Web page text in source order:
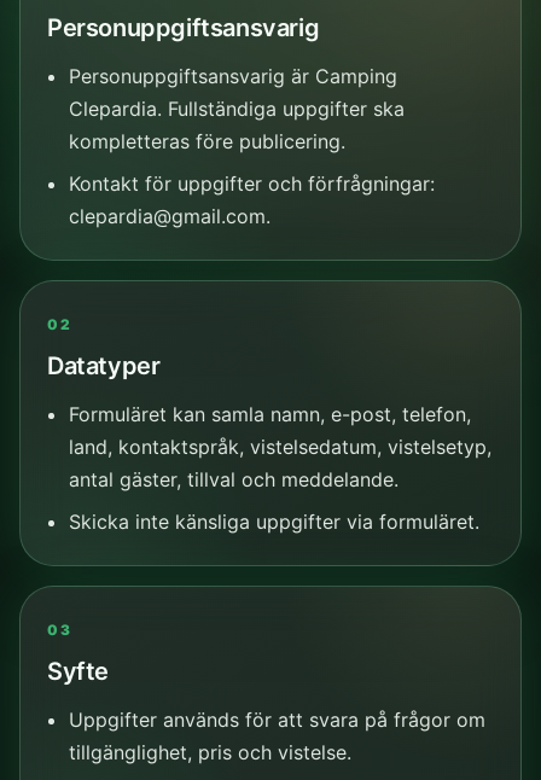
Personuppgiftsansvarig
Personuppgiftsansvarig är Camping
Clepardia. Fullständiga uppgifter ska
kompletteras före publicering.
Kontakt för uppgifter och förfrågningar:
clepardia@gmail.com.
02
Datatyper
Formuläret kan samla namn, e-post, telefon,
land, kontaktspråk, vistelsedatum, vistelsetyp,
antal gäster, tillval och meddelande.
Skicka inte känsliga uppgifter via formuläret.
03
Syfte
Uppgifter används för att svara på frågor om
tillgänglighet, pris och vistelse.